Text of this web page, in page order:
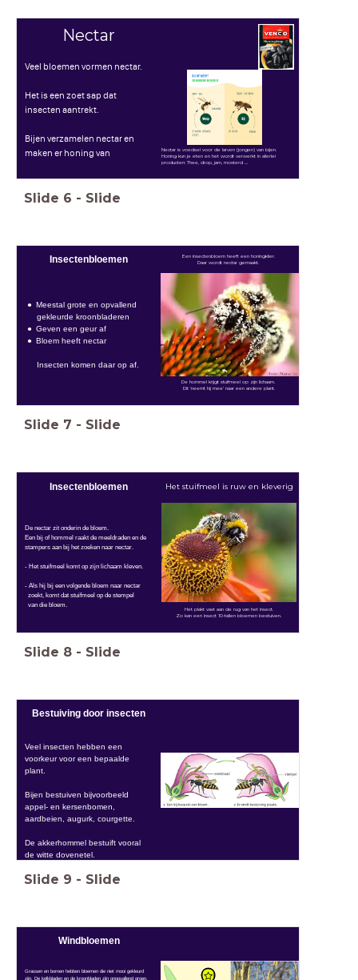
Nectar
Veel bloemen vormen nectar.
Het is een zoet sap dat
insecten aantrekt.
Bijen verzamelen nectar en
maken er honing van
Nectar is voedsel voor de larven (jongen) van bijen.
Honing kun je eten en het wordt verwerkt in allerlei
producten: Thee, drop, jam, mosterd ....
Slide 6 - Slide
Insectenbloemen
Meestal grote en opvallend
gekleurde kroonbladeren
Geven een geur af
Bloem heeft nectar
Insecten komen daar op af.
Een insectenbloem heeft een honingklier.
Daar wordt nectar gemaakt.
De hommel krijgt stuifmeel op zijn lichaam.
Dit 'neemt hij mee' naar een andere plant.
Slide 7 - Slide
Insectenbloemen
De nectar zit onderin de bloem.
Een bij of hommel raakt de meeldraden en de
stampers aan bij het zoeken naar nectar.
-Het stuifmeel komt op zijn lichaam kleven.
- Als hij bij een volgende bloem naar nectar
zoekt, komt dat stuifmeel op de stempel
vandie bloem.
Het stuifmeel is ruw en kleverig
Het plakt vast aan de rug van het insect.
Zo kan een insect 10-tallen bloemen bestuiven.
Slide 8 - Slide
Bestuiving door insecten
Veel insecten hebben een
voorkeur voor een bepaalde
plant.
Bijen bestuiven bijvoorbeeld
appel- en kersenbomen,
aardbeien, augurk, courgette.
De akkerhommel bestuift vooral
de witte dovenetel.
Slide 9 - Slide
Windbloemen
Grassen en bomen hebben bloemen die niet mooi gekleurd
zijn. De kelkbladen en de kroonbladen zijn onopvallend groen.